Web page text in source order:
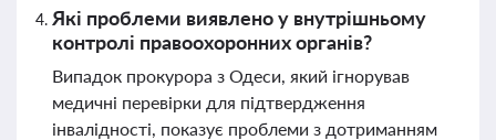
Які проблеми виявлено у внутрішньому
контролі правоохоронних органів?
Випадок прокурора з Одеси, який ігнорував
медичні перевірки для підтвердження
інвалідності, показує проблеми з дотриманням